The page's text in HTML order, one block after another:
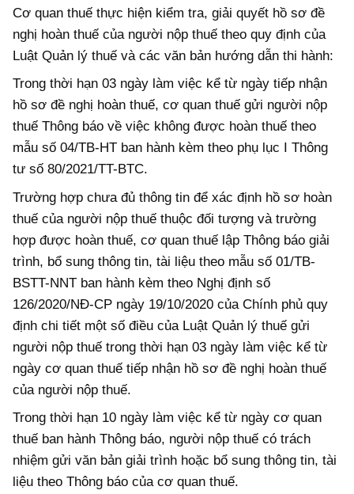
Cơ quan thuế thực hiện kiểm tra, giải quyết hồ sơ đề
nghị hoàn thuế của người nộp thuế theo quy định của
Luật Quản lý thuế và các văn bản hướng dẫn thi hành:
Trong thời hạn 03 ngày làm việc kể từ ngày tiếp nhận
hồ sơ đề nghị hoàn thuế, cơ quan thuế gửi người nộp
thuế Thông báo về việc không được hoàn thuế theo
mẫu số 04/TB-HT ban hành kèm theo phụ lục I Thông
tư số 80/2021/TT-BTC.
Trường hợp chưa đủ thông tin để xác định hồ sơ hoàn
thuế của người nộp thuế thuộc đối tượng và trường
hợp được hoàn thuế, cơ quan thuế lập Thông báo giải
trình, bổ sung thông tin, tài liệu theo mẫu số 01/TB-
BSTT-NNT ban hành kèm theo Nghị định số
126/2020/NĐ-CP ngày 19/10/2020 của Chính phủ quy
định chi tiết một số điều của Luật Quản lý thuế gửi
người nộp thuế trong thời hạn 03 ngày làm việc kể từ
ngày cơ quan thuế tiếp nhận hồ sơ đề nghị hoàn thuế
của người nộp thuế.
Trong thời hạn 10 ngày làm việc kể từ ngày cơ quan
thuế ban hành Thông báo, người nộp thuế có trách
nhiệm gửi văn bản giải trình hoặc bổ sung thông tin, tài
liệu theo Thông báo của cơ quan thuế.